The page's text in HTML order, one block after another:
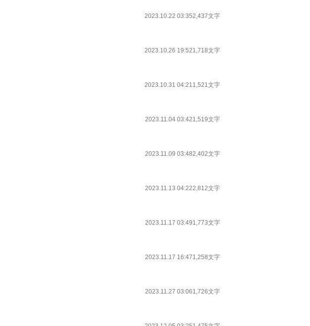
2023.10.22 03:352,437文字
2023.10.26 19:521,718文字
2023.10.31 04:211,521文字
2023.11.04 03:421,519文字
2023.11.09 03:482,402文字
2023.11.13 04:222,812文字
2023.11.17 03:491,773文字
2023.11.17 16:471,258文字
2023.11.27 03:061,726文字